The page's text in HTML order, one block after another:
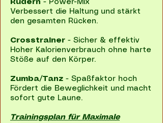
Rudern - Power-Mix
Verbessert die Haltung und stärkt
den gesamten Rücken.
Crosstrainer - Sicher & effektiv
Hoher Kalorienverbrauch ohne harte
Stöße auf den Körper.
Zumba/Tanz - Spaßfaktor hoch
Fördert die Beweglichkeit und macht
sofort gute Laune.
Trainingsplan für Maximale